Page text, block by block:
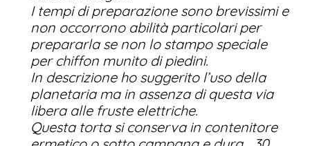
I tempi di preparazione sono brevissimi e
non occorrono abilità particolari per
prepararla se non lo stampo speciale
per chiffon munito di piedini.
In descrizione ho suggerito l’uso della
planetaria ma in assenza di questa via
libera alle fruste elettriche.
Questa torta si conserva in contenitore